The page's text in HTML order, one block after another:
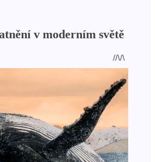
v moderním světě